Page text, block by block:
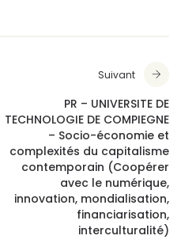
Suivant
PR – UNIVERSITE DE
TECHNOLOGIE DE COMPIEGNE
– Socio-économie et
complexités du capitalisme
contemporain (Coopérer
avec le numérique,
innovation, mondialisation,
financiarisation,
interculturalité)